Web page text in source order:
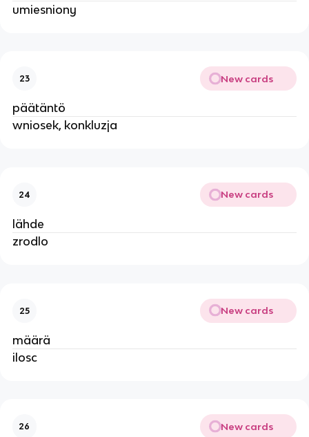
umiesniony
23 New cards
päätäntö
wniosek, konkluzja
24 New cards
lähde
zrodlo
25 New cards
määrä
ilosc
26 New cards